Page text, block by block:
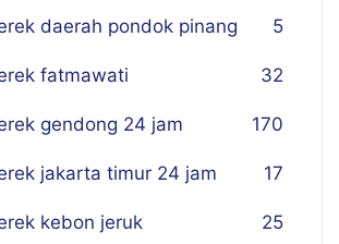
daerah pondok pinang 5
fatmawati 32
gendong 24 jam 170
jakarta timur 24 jam 17
kebon jeruk 25